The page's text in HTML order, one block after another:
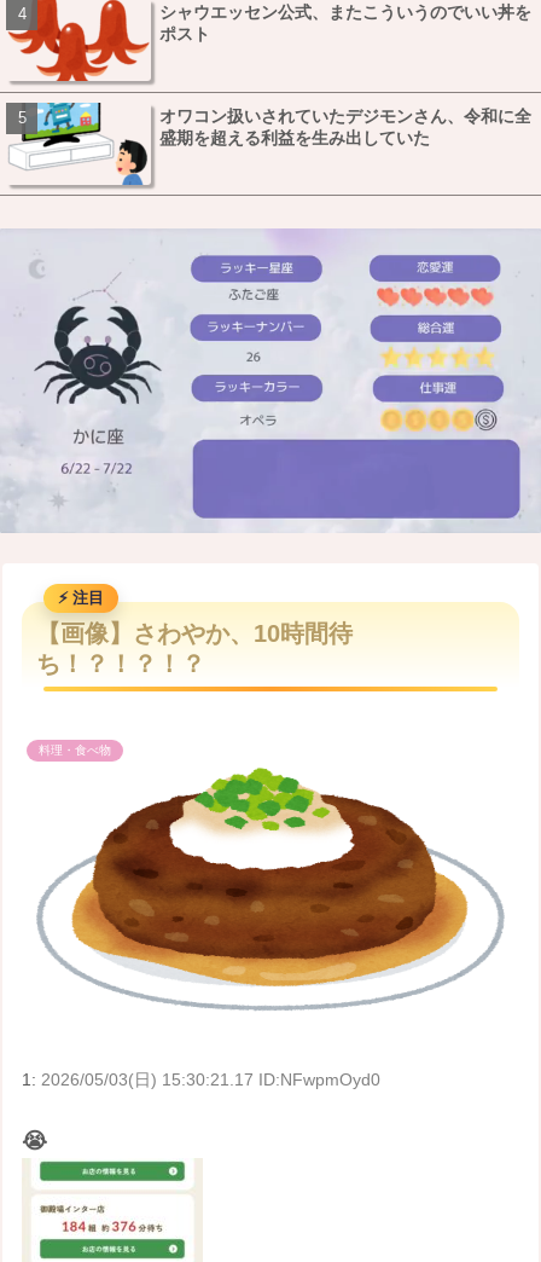
シャウエッセン公式、またこういうのでいい丼を
ポスト
オワコン扱いされていたデジモンさん、令和に全
盛期を超える利益を生み出していた
M
【画像】さわやか、10時間待
ち！？！？！？
料理・食べ物
1: 2026/05/03(日) 15:30:21.17 ID:NFwpmOyd0
😭